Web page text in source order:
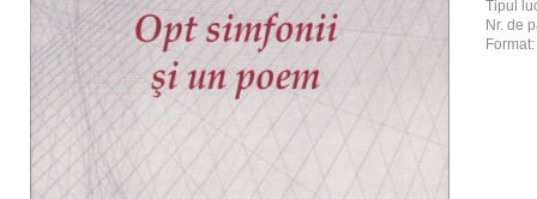
Tipul
Nr. de
Format: